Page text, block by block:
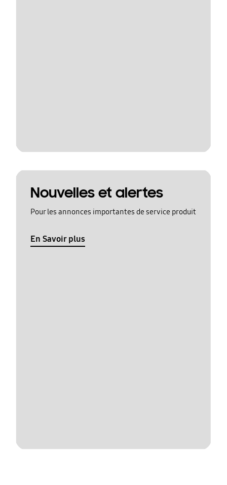
Nouvelles et alertes
Pour les annonces importantes de service produit
En Savoir plus